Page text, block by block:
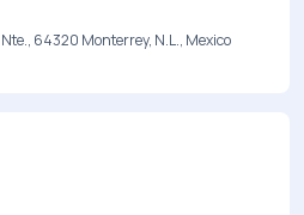
64320 Monterrey, N.L., Mexico